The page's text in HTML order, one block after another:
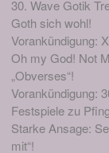
30. Wave Gotik
Goth sich wohl!
Vorankündigung:
Oh my God! Not
„Obverses“!
Vorankündigung:
Festspiele zu
Starke Ansage:
mit“!